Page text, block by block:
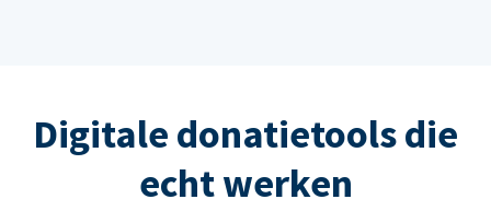
Digitale donatietools die
echt werken